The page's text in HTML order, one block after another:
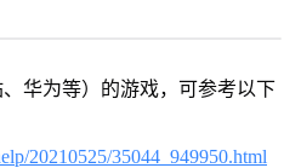
华为等）的游戏，可参考以下
20210525/35044_949950.html